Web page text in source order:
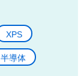
XPS
半導体